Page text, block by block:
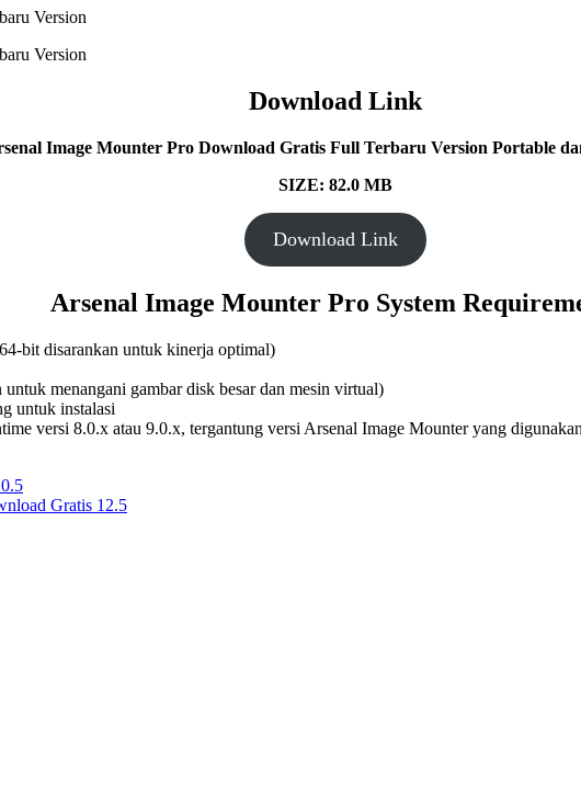
Download Link
Image Mounter Pro Download Gratis Full Terbaru Version Portable
SIZE: 82.0 MB
Download Link
Arsenal Image Mounter Pro System
bit disarankan untuk kinerja optimal)
menangani gambar disk besar dan mesin virtual)
untuk instalasi
versi 8.0.x atau 9.0.x, tergantung versi Arsenal Image Mounter yang
Gratis 12.5